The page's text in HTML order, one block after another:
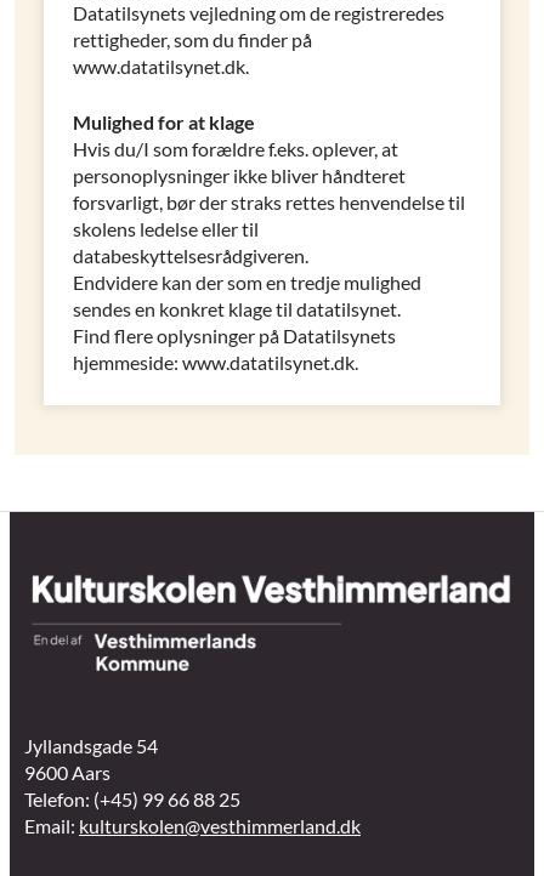
Datatilsynets vejledning om de registreredes
rettigheder, som du finder på
www.datatilsynet.dk.
Mulighed for at klage
Hvis du/I som forældre f.eks. oplever, at
personoplysninger ikke bliver håndteret
forsvarligt, bør der straks rettes henvendelse til
skolens ledelse eller til
databeskyttelsesrådgiveren.
Endvidere kan der som en tredje mulighed
sendes en konkret klage til datatilsynet.
Find flere oplysninger på Datatilsynets
hjemmeside: www.datatilsynet.dk.
Jyllandsgade 54
9600 Aars
Telefon: (+45) 99 66 88 25
Email: kulturskolen@vesthimmerland.dk